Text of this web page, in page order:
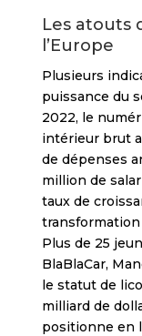
Les atouts
l’Europe
Plusieurs
puissance du
2022, le
intérieur brut
de dépenses
million de
taux de
Plus de 25
BlaBlaCar,
le statut de
milliard de
positionne en